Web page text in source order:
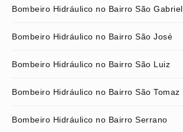
Bombeiro Hidráulico no Bairro São Gabriel
Bombeiro Hidráulico no Bairro São José
Bombeiro Hidráulico no Bairro São Luiz
Bombeiro Hidráulico no Bairro São Tomaz
Bombeiro Hidráulico no Bairro Serrano